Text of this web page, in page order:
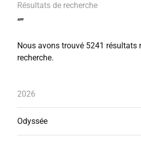
Résultats de recherche
“”
Nous avons trouvé 5241 résultats
recherche.
2026
Odyssée